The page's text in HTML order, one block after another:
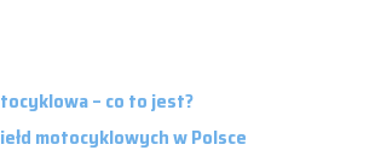
– co to jest?
motocyklowych w Polsce